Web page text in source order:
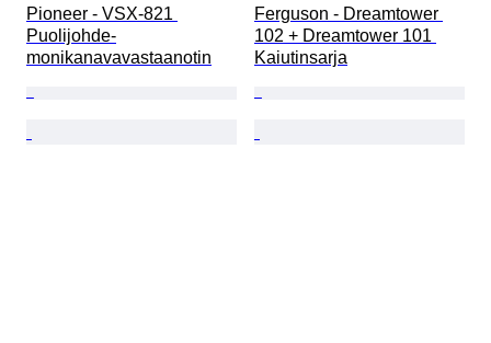
Pioneer - VSX-821
Puolijohde-
monikanavavastaanotin
Ferguson - Dreamtower
102 + Dreamtower 101
Kaiutinsarja